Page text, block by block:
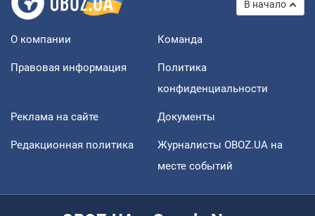
В начало
О компании Команда
Правовая информация
Политика
конфиденциальности
Реклама на сайте Документы
Редакционная политика
Журналисты OBOZ.UA на
месте событий